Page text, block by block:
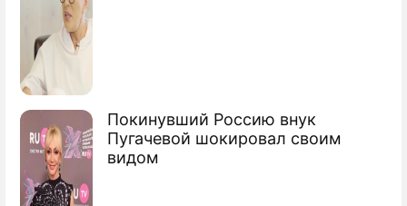
Покинувший Россию внук
Пугачевой шокировал своим
видом